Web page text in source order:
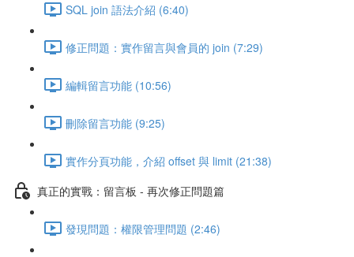
SQL join 語法介紹 (6:40)
修正問題：實作留言與會員的 join (7:29)
編輯留言功能 (10:56)
刪除留言功能 (9:25)
實作分頁功能，介紹 offset 與 limit (21:38)
真正的實戰：留言板 - 再次修正問題篇
發現問題：權限管理問題 (2:46)